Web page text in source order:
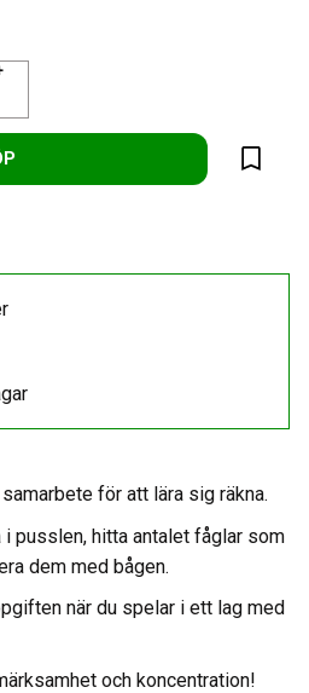
Lägg
för att lära sig räkna.
pusslen, hitta antalet fåglar som
dem med bågen.
när du spelar i ett lag med
och koncentration!